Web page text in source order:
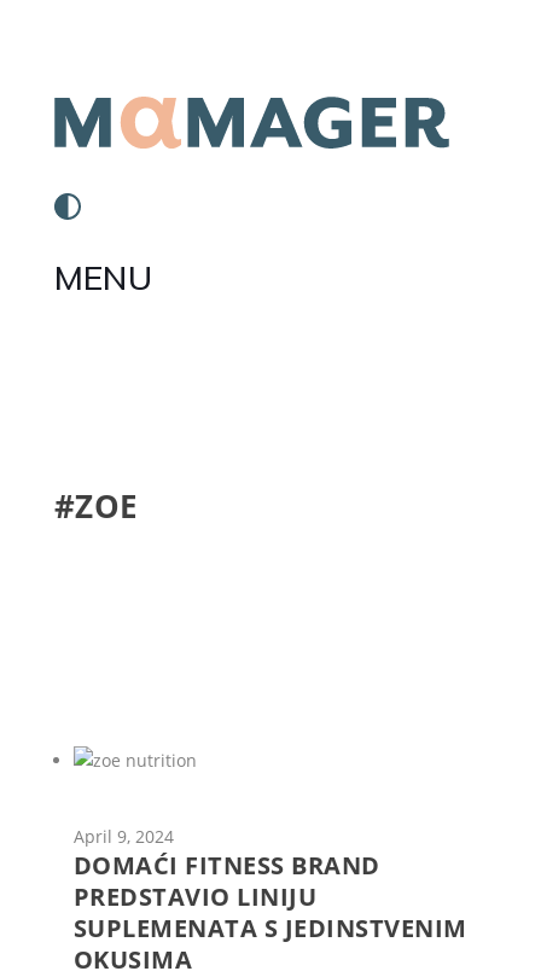
MENU
#ZOE
April 9, 2024
DOMAĆI FITNESS BRAND
PREDSTAVIO LINIJU
SUPLEMENATA S JEDINSTVENIM
OKUSIMA